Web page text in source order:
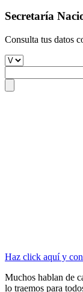
Secretaría
Consulta tus datos
Haz click aquí y
Muchos hablan de
lo traemos para